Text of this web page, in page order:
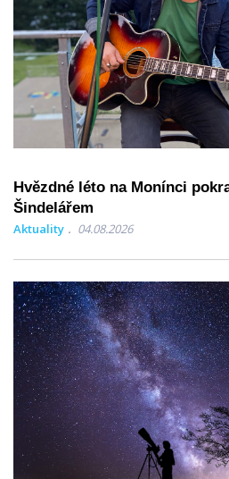
Hvězdné léto na Monínci
Šindelářem
Aktuality 04.08.2026